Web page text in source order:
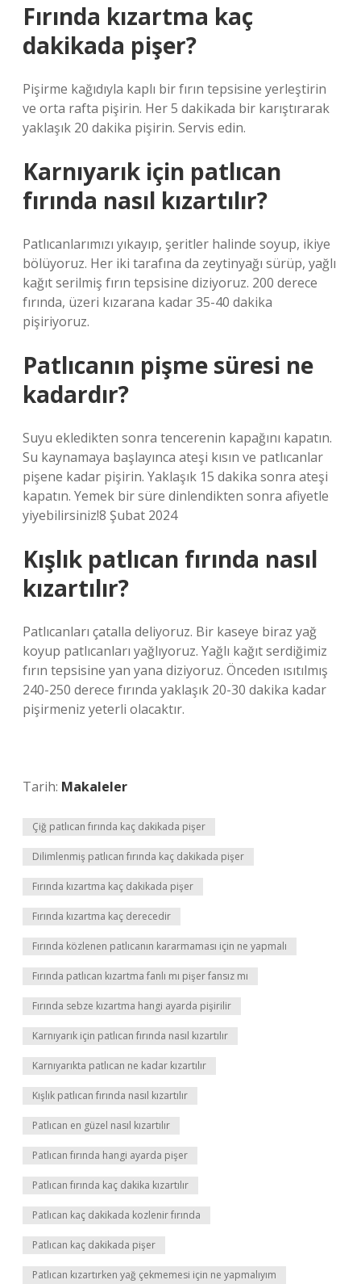
Fırında kızartma kaç
dakikada pişer?
Pişirme kağıdıyla kaplı bir fırın tepsisine yerleştirin
ve orta rafta pişirin. Her 5 dakikada bir karıştırarak
yaklaşık 20 dakika pişirin. Servis edin.
Karnıyarık için patlıcan
fırında nasıl kızartılır?
Patlıcanlarımızı yıkayıp, şeritler halinde soyup, ikiye
bölüyoruz. Her iki tarafına da zeytinyağı sürüp, yağlı
kağıt serilmiş fırın tepsisine diziyoruz. 200 derece
fırında, üzeri kızarana kadar 35-40 dakika
pişiriyoruz.
Patlıcanın pişme süresi ne
kadardır?
Suyu ekledikten sonra tencerenin kapağını kapatın.
Su kaynamaya başlayınca ateşi kısın ve patlıcanlar
pişene kadar pişirin. Yaklaşık 15 dakika sonra ateşi
kapatın. Yemek bir süre dinlendikten sonra afiyetle
yiyebilirsiniz!8 Şubat 2024
Kışlık patlıcan fırında nasıl
kızartılır?
Patlıcanları çatalla deliyoruz. Bir kaseye biraz yağ
koyup patlıcanları yağlıyoruz. Yağlı kağıt serdiğimiz
fırın tepsisine yan yana diziyoruz. Önceden ısıtılmış
240-250 derece fırında yaklaşık 20-30 dakika kadar
pişirmeniz yeterli olacaktır.
Tarih: Makaleler
Çiğ patlıcan fırında kaç dakikada pişer
Dilimlenmiş patlıcan fırında kaç dakikada pişer
Fırında kızartma kaç dakikada pişer
Fırında kızartma kaç derecedir
Fırında közlenen patlıcanın kararmaması için ne yapmalı
Fırında patlıcan kızartma fanlı mı pişer fansız mı
Fırında sebze kızartma hangi ayarda pişirilir
Karnıyarık için patlıcan fırında nasıl kızartılır
Karnıyarıkta patlıcan ne kadar kızartılır
Kışlık patlıcan fırında nasıl kızartılır
Patlıcan en güzel nasıl kızartılır
Patlıcan fırında hangi ayarda pişer
Patlıcan fırında kaç dakika kızartılır
Patlıcan kaç dakikada kozlenir fırında
Patlıcan kaç dakikada pişer
Patlıcan kızartırken yağ çekmemesi için ne yapmalıyım